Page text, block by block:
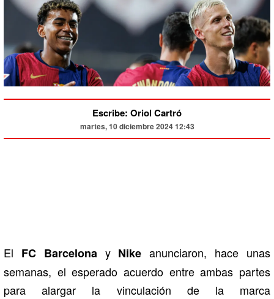
Escribe: Oriol Cartró
martes, 10 diciembre 2024 12:43
El FC Barcelona y Nikeanunciaron, hace unas
semanas, el esperado acuerdo entre ambas partes
para alargar la vinculación de la marca